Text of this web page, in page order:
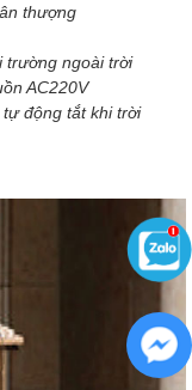
thượng
trường ngoài trời
AC220V
động tắt khi trời